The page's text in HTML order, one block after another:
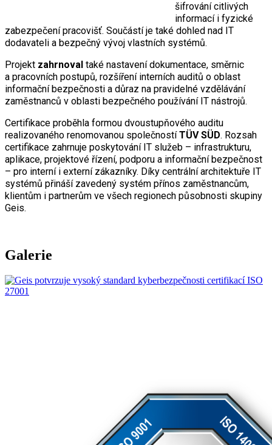
šifrování citlivých
informací i fyzické
zabezpečení pracovišť. Součástí je také dohled nad IT
dodavateli a bezpečný vývoj vlastních systémů.
Projekt zahrnoval také nastavení dokumentace, směrnic
a pracovních postupů, rozšíření interních auditů o oblast
informační bezpečnosti a důraz na pravidelné vzdělávání
zaměstnanců v oblasti bezpečného používání IT nástrojů.
Certifikace proběhla formou dvoustupňového auditu
realizovaného renomovanou společnostíTÜV SÜD. Rozsah
certifikace zahrnuje poskytování IT služeb – infrastrukturu,
aplikace, projektové řízení, podporu a informační bezpečnost
– pro interní i externí zákazníky. Díky centrální architektuře IT
systémů přináší zavedený systém přínos zaměstnancům,
klientům i partnerům ve všech regionech působnosti skupiny
Geis.
Galerie